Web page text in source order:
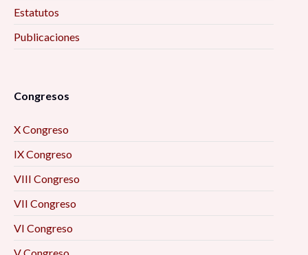
Estatutos
Publicaciones
Congresos
X Congreso
IX Congreso
VIII Congreso
VII Congreso
VI Congreso